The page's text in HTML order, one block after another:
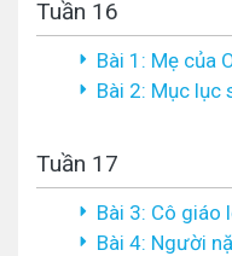
Tuần 16
Bài 1: Mẹ của
Bài 2: Mục lục
Tuần 17
Bài 3: Cô giáo
Bài 4: Người